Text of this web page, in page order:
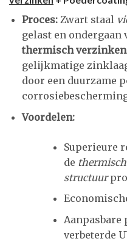
Proces:Zwart staal
gelast en ondergaan
thermisch verzinken
gelijkmatige
door een duurzame
Voordelen:
Superieure
de
structuur
verbeterde